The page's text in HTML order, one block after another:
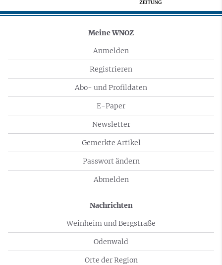
Meine WNOZ
Anmelden
Registrieren
Abo- und Profildaten
E-Paper
Newsletter
Gemerkte Artikel
Passwort ändern
Abmelden
Nachrichten
Weinheim und Bergstraße
Odenwald
Orte der Region